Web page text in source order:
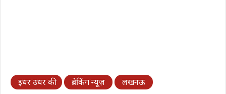
इधर उधर की ब्रेकिंग न्यूज़ लखनऊ